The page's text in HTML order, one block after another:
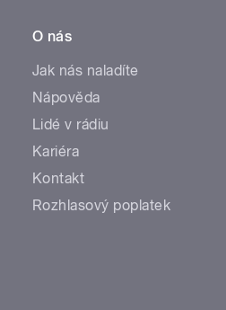
O nás
Jak nás naladíte
Nápověda
Lidé v rádiu
Kariéra
Kontakt
Rozhlasový poplatek